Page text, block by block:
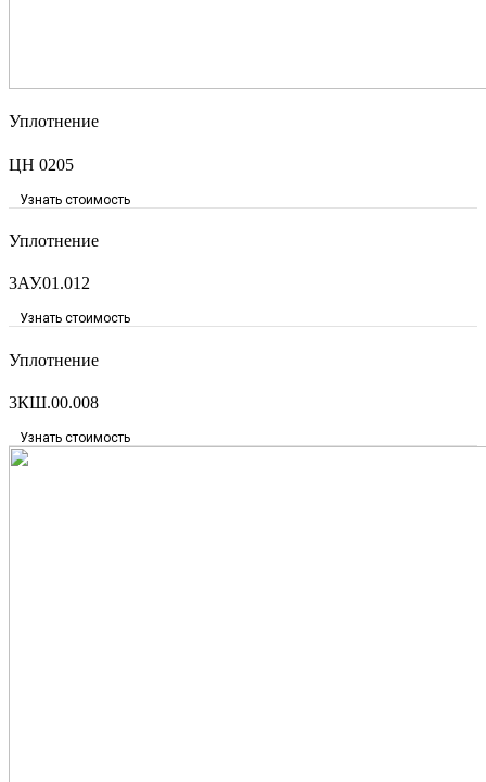
Уплотнение
ЦН 0205
Узнать стоимость
Уплотнение
3АУ.01.012
Узнать стоимость
Уплотнение
3КШ.00.008
Узнать стоимость